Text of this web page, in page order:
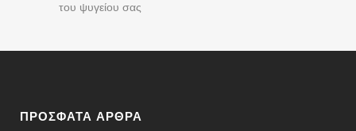
του ψυγείου σας
ΠΡΟΣΦΑΤΑ ΑΡΘΡΑ